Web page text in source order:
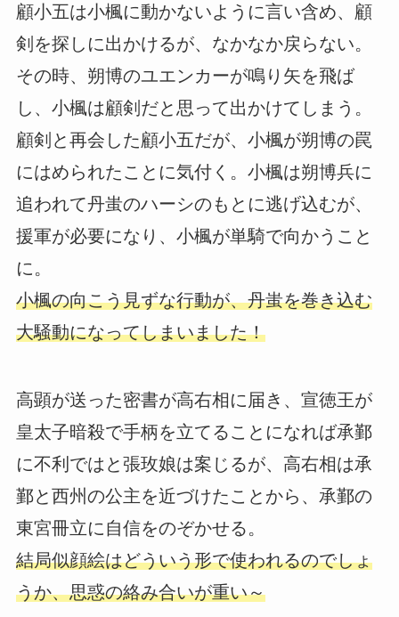
顧小五は小楓に動かないように言い含め、顧
剣を探しに出かけるが、なかなか戻らない。
その時、朔博のユエンカーが鳴り矢を飛ば
し、小楓は顧剣だと思って出かけてしまう。
顧剣と再会した顧小五だが、小楓が朔博の罠
にはめられたことに気付く。小楓は朔博兵に
追われて丹蚩のハーシのもとに逃げ込むが、
援軍が必要になり、小楓が単騎で向かうこと
に。
小楓の向こう見ずな行動が、丹蚩を巻き込む
大騒動になってしまいました！
高顕が送った密書が高右相に届き、宣徳王が
皇太子暗殺で手柄を立てることになれば承鄞
に不利ではと張玫娘は案じるが、高右相は承
鄞と西州の公主を近づけたことから、承鄞の
東宮冊立に自信をのぞかせる。
結局似顔絵はどういう形で使われるのでしょ
うか、思惑の絡み合いが重い～